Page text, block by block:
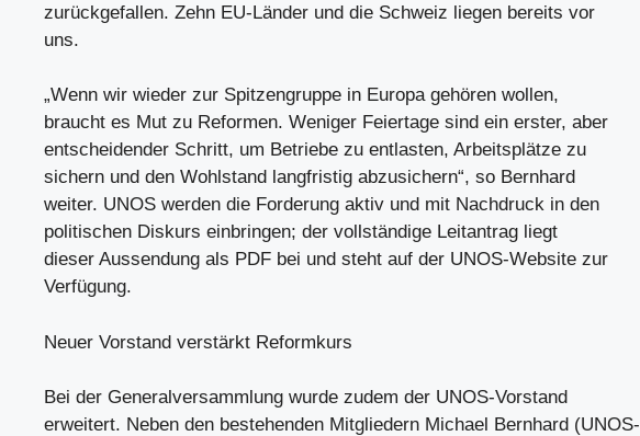
zurückgefallen. Zehn EU-Länder und die Schweiz liegen bereits vor
uns.
„Wenn wir wieder zur Spitzengruppe in Europa gehören wollen,
braucht es Mut zu Reformen. Weniger Feiertage sind ein erster, aber
entscheidender Schritt, um Betriebe zu entlasten, Arbeitsplätze zu
sichern und den Wohlstand langfristig abzusichern“, so Bernhard
weiter. UNOS werden die Forderung aktiv und mit Nachdruck in den
politischen Diskurs einbringen; der vollständige Leitantrag liegt
dieser Aussendung als PDF bei und steht auf der UNOS-Website zur
Verfügung.
Neuer Vorstand verstärkt Reformkurs
Bei der Generalversammlung wurde zudem der UNOS-Vorstand
erweitert. Neben den bestehenden Mitgliedern Michael Bernhard (UNOS-